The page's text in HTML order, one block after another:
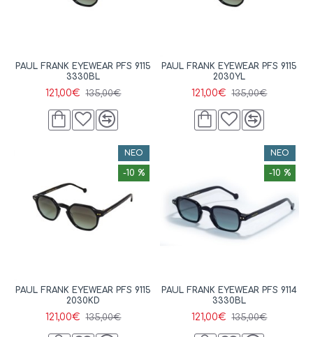
PAUL FRANK EYEWEAR PFS 9115
3330BL
121,00€ 135,00€
PAUL FRANK EYEWEAR PFS 9115
2030YL
121,00€ 135,00€
ΝΈΟ
-10 %
PAUL FRANK EYEWEAR PFS 9115
2030KD
121,00€ 135,00€
ΝΈΟ
-10 %
PAUL FRANK EYEWEAR PFS 9114
3330BL
121,00€ 135,00€